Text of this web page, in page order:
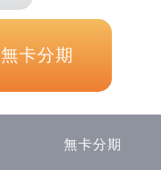
無卡分期
無卡分期